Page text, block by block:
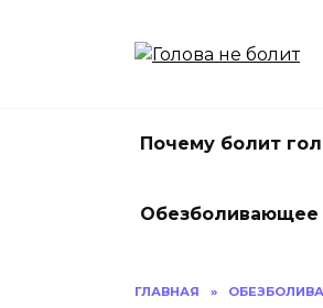
Почему болит
Обезболивающее
ГЛАВНАЯ »